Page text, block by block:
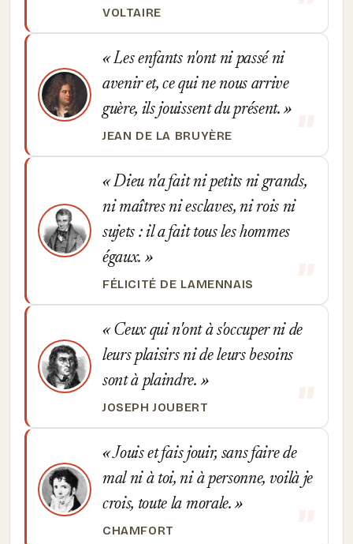
VOLTAIRE
Les enfants n'ont ni passé ni
avenir et, ce qui ne nous arrive
guère, ils jouissent du présent.
JEAN DE LA BRUYÈRE
Dieu n'a fait ni petits ni grands,
ni maîtres ni esclaves, ni rois ni
sujets : il a fait tous les hommes
égaux.
FÉLICITÉ DE LAMENNAIS
Ceux qui n'ont à s'occuper ni de
leurs plaisirs ni de leurs besoins
sont à plaindre.
JOSEPH JOUBERT
Jouis et fais jouir, sans faire de
mal ni à toi, ni à personne, voilà je
crois, toute la morale.
CHAMFORT